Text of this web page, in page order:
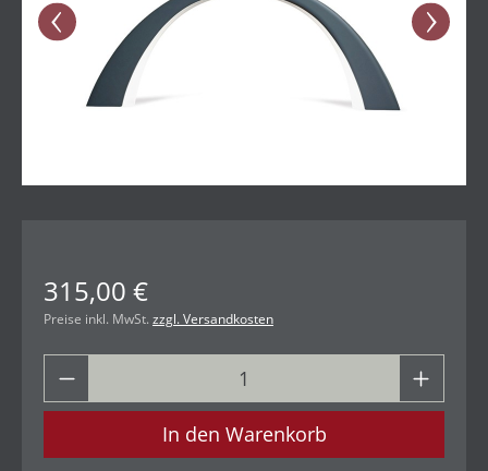
315,00 €
Preise inkl. MwSt. zzgl. Versandkosten
In den Warenkorb